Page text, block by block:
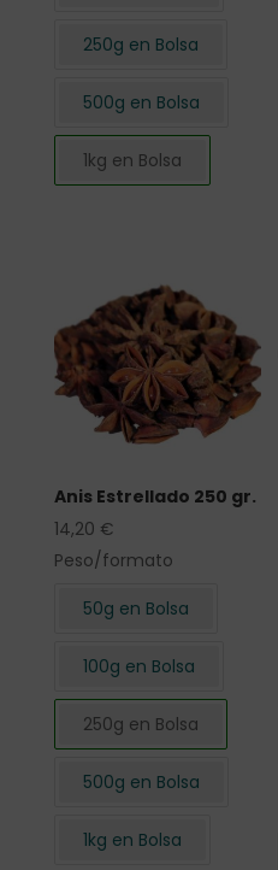
250g en Bolsa
500g en Bolsa
1kg en Bolsa
Anis Estrellado 250 gr.
14,20 €
Peso/formato
50g en Bolsa
100g en Bolsa
250g en Bolsa
500g en Bolsa
1kg en Bolsa